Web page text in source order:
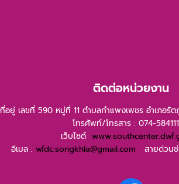
ติดต่อหน่วยงาน
ที่อยู่ เลขที่ 590 หมู่ที่ 11 ตำบลกำแพงเพชร อำเภอรั
โทรศัพท์/โทรสาร : 074-
เว็บไซต์
อีเมล : wfdc.songkhla@gmail.com สายด่วน